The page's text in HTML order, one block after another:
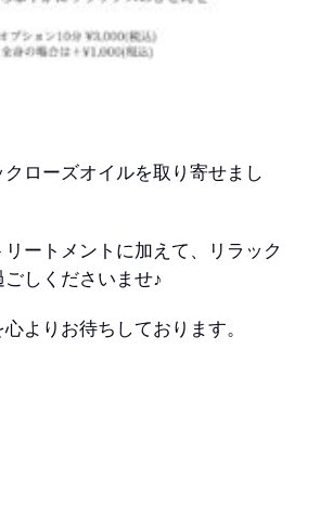
ローズオイルを取り寄せまし
ートメントに加えて、リラック
しくださいませ♪
よりお待ちしております。